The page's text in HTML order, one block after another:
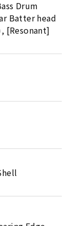
Drum
Batter head
[Resonant]